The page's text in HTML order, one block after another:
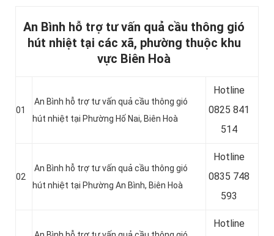
An Bình hỗ trợ tư vấn quả cầu thông gió
hút nhiệt tại các xã, phường thuộc khu
vực Biên Hoà
01
An Bình hỗ trợ tư vấn quả cầu thông gió
hút nhiệt tại Phường Hố Nai, Biên Hoà
Hotline
0825 841
514
02
An Bình hỗ trợ tư vấn quả cầu thông gió
hút nhiệt tại Phường An Bình, Biên Hoà
Hotline
0835 748
593
Hotline